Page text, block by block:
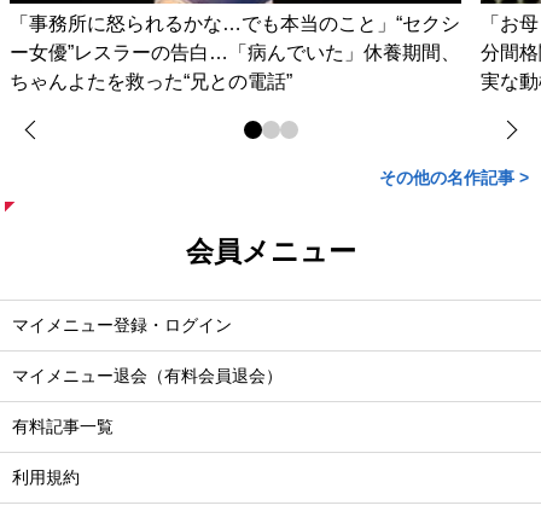
「事務所に怒られるかな…でも本当のこと」“セクシ
ー女優”レスラーの告白…「病んでいた」休養期間、
ちゃんよたを救った“兄との電話”
「お
分間
実な
その他の名作記事 >
会員メニュー
マイメニュー登録・ログイン
マイメニュー退会（有料会員退会）
有料記事一覧
利用規約